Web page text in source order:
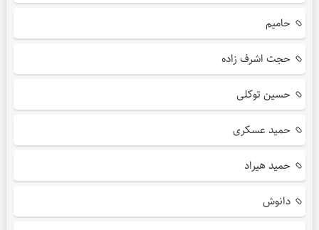
حامیم
حجت اشرف زاده
حسین توکلی
حمید عسکری
حمید هیراد
دانوش